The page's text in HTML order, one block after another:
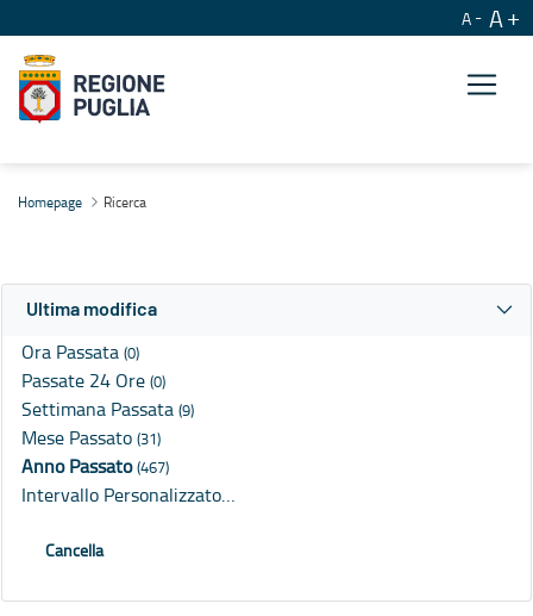
A A
Homepage Ricerca
Ultima modifica
Ora Passata (0)
Passate 24 Ore (0)
Settimana Passata (9)
Mese Passato (31)
Anno Passato(467)
Intervallo Personalizzato…
Cancella